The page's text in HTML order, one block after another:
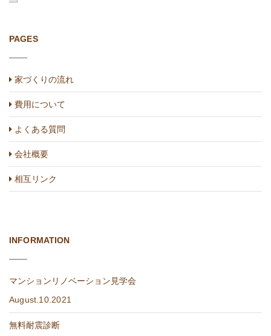
PAGES
家づくりの流れ
費用について
よくある質問
会社概要
相互リンク
INFORMATION
マンションリノベーション見学会
August.10.2021
無料耐震診断